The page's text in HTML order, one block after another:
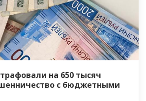
на 650 тысяч
с бюджетными